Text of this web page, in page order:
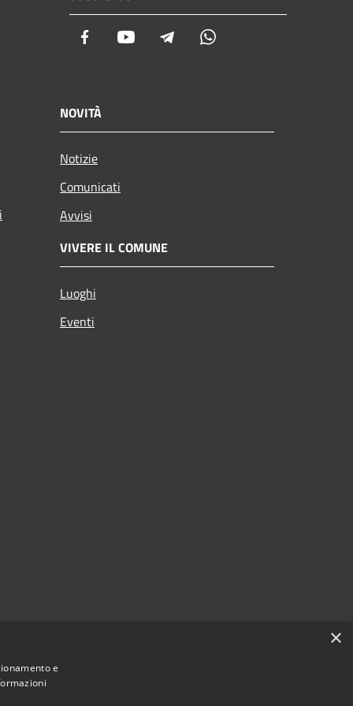
Facebook Youtube Telegram
NOVITÀ
Notizie
Comunicati
Avvisi
VIVERE IL COMUNE
Luoghi
Eventi
×
e